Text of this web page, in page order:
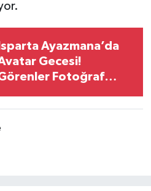
Isparta Ayazmana’da
Gecesi!
Fotoğraf